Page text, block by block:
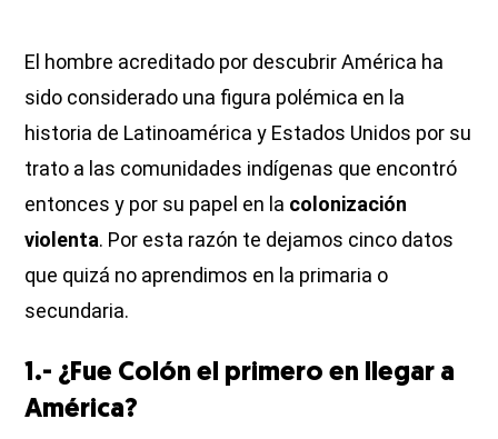
El hombre acreditado por descubrir América ha
sido considerado una figura polémica en la
historia de Latinoamérica y Estados Unidos por su
trato a las comunidades indígenas que encontró
entonces y por su papel en la colonización
violenta. Por esta razón te dejamos cinco datos
que quizá no aprendimos en la primaria o
secundaria.
1.- ¿Fue Colón el primero en llegar a
América?